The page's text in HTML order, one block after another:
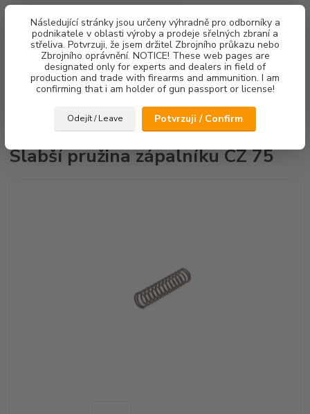
Následující stránky jsou určeny výhradně pro odborníky a
podnikatele v oblasti výroby a prodeje sřelných zbraní a
střeliva. Potvrzuji, že jsem držitel Zbrojního průkazu nebo
Zbrojního oprávnění. NOTICE! These web pages are
designated only for experts and dealers in field of
production and trade with firearms and ammunition. I am
confirming that i am holder of gun passport or license!
Odejít / Leave Potvrzuji / Confirm
Menu
Hledat
za0,00 Kč
Slabší pružina zápalníku CZ 75
Slabší pružina zápalníku CZ 75